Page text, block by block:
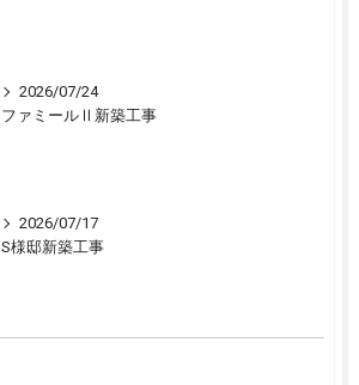
2026/07/24
ファミールⅡ新築工事
2026/07/17
S様邸新築工事